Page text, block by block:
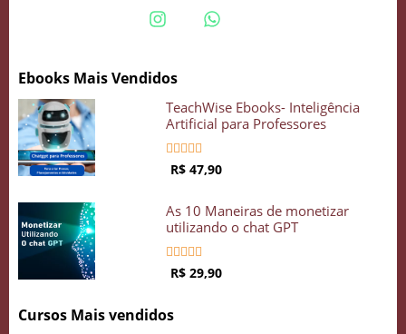
Ebooks Mais Vendidos
TeachWise Ebooks- Inteligência
Artificial para Professores
    
R$ 47,90
As 10 Maneiras de monetizar
utilizando o chat GPT
    
R$ 29,90
Cursos Mais vendidos